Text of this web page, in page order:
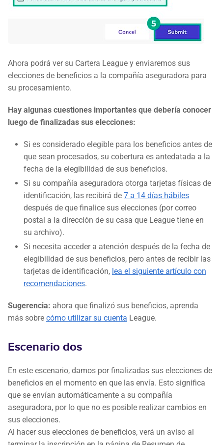
Ahora podrá ver su Cartera League y enviaremos sus
elecciones de beneficios a la compañía aseguradora para
su procesamiento.
Hay algunas cuestiones importantes que debería conocer
luego de finalizadas sus elecciones:
Si es considerado elegible para los beneficios antes de
que sean procesados, su cobertura es antedatada a la
fecha de la elegibilidad de sus beneficios.
Si su compañía aseguradora otorga tarjetas físicas de
identificación, las recibirá de 7 a 14 días hábiles
después de que finalice sus elecciones (por correo
postal a la dirección de su casa que League tiene en
su archivo).
Si necesita acceder a atención después de la fecha de
elegibilidad de sus beneficios, pero antes de recibir las
tarjetas de identificación, lea el siguiente artículo con
recomendaciones.
Sugerencia: ahora que finalizó sus beneficios, aprenda
más sobre cómo utilizar su cuenta League.
Escenario dos
En este escenario, damos por finalizadas sus elecciones de
beneficios en el momento en que las envía. Esto significa
que se envían automáticamente a su compañía
aseguradora, por lo que no es posible realizar cambios en
sus elecciones.
Al hacer sus elecciones de beneficios, verá un aviso al